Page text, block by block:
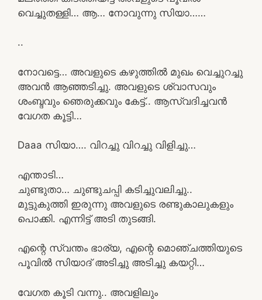
വെച്ചുതള്ളി… ആ… നോവുന്നു സിയാ……
..
നോവട്ടെ… അവളുടെ കഴുത്തിൽ മുഖം വെച്ചുറച്ചു
അവൻ ആഞ്ഞടിച്ചു. അവളുടെ ശ്വാസവും
ശംബ്ദവും ഞെരുക്കവും കേട്ട്.. ആസ്വദിച്ചവൻ
വേഗത കൂട്ടി…
Daaa സിയാ…. വിറച്ചു വിറച്ചു വിളിച്ചു…
എന്താടി…
ചുണ്ടുതാ… ചുണ്ടുചപ്പി കടിച്ചുവലിച്ചു..
മുട്ടുകുത്തി ഇരുന്നു അവളുടെ രണ്ടുകാലുകളും
പൊക്കി. എന്നിട്ട് അടി തുടങ്ങി.
എന്റെ സ്വന്തം ഭാര്യ, എന്റെ മൊഞ്ചത്തിയുടെ
പൂവിൽ സിയാദ്‌ അടിച്ചു അടിച്ചു കയറ്റി…
വേഗത കൂടി വന്നു.. അവളിലും